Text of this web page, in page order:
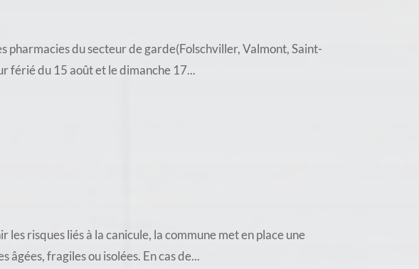
pharmacies du secteur de garde(Folschviller, Valmont, Saint-
férié du 15 août et le dimanche 17...
risques liés à la canicule, la commune met en place une
fragiles ou isolées. En cas de...